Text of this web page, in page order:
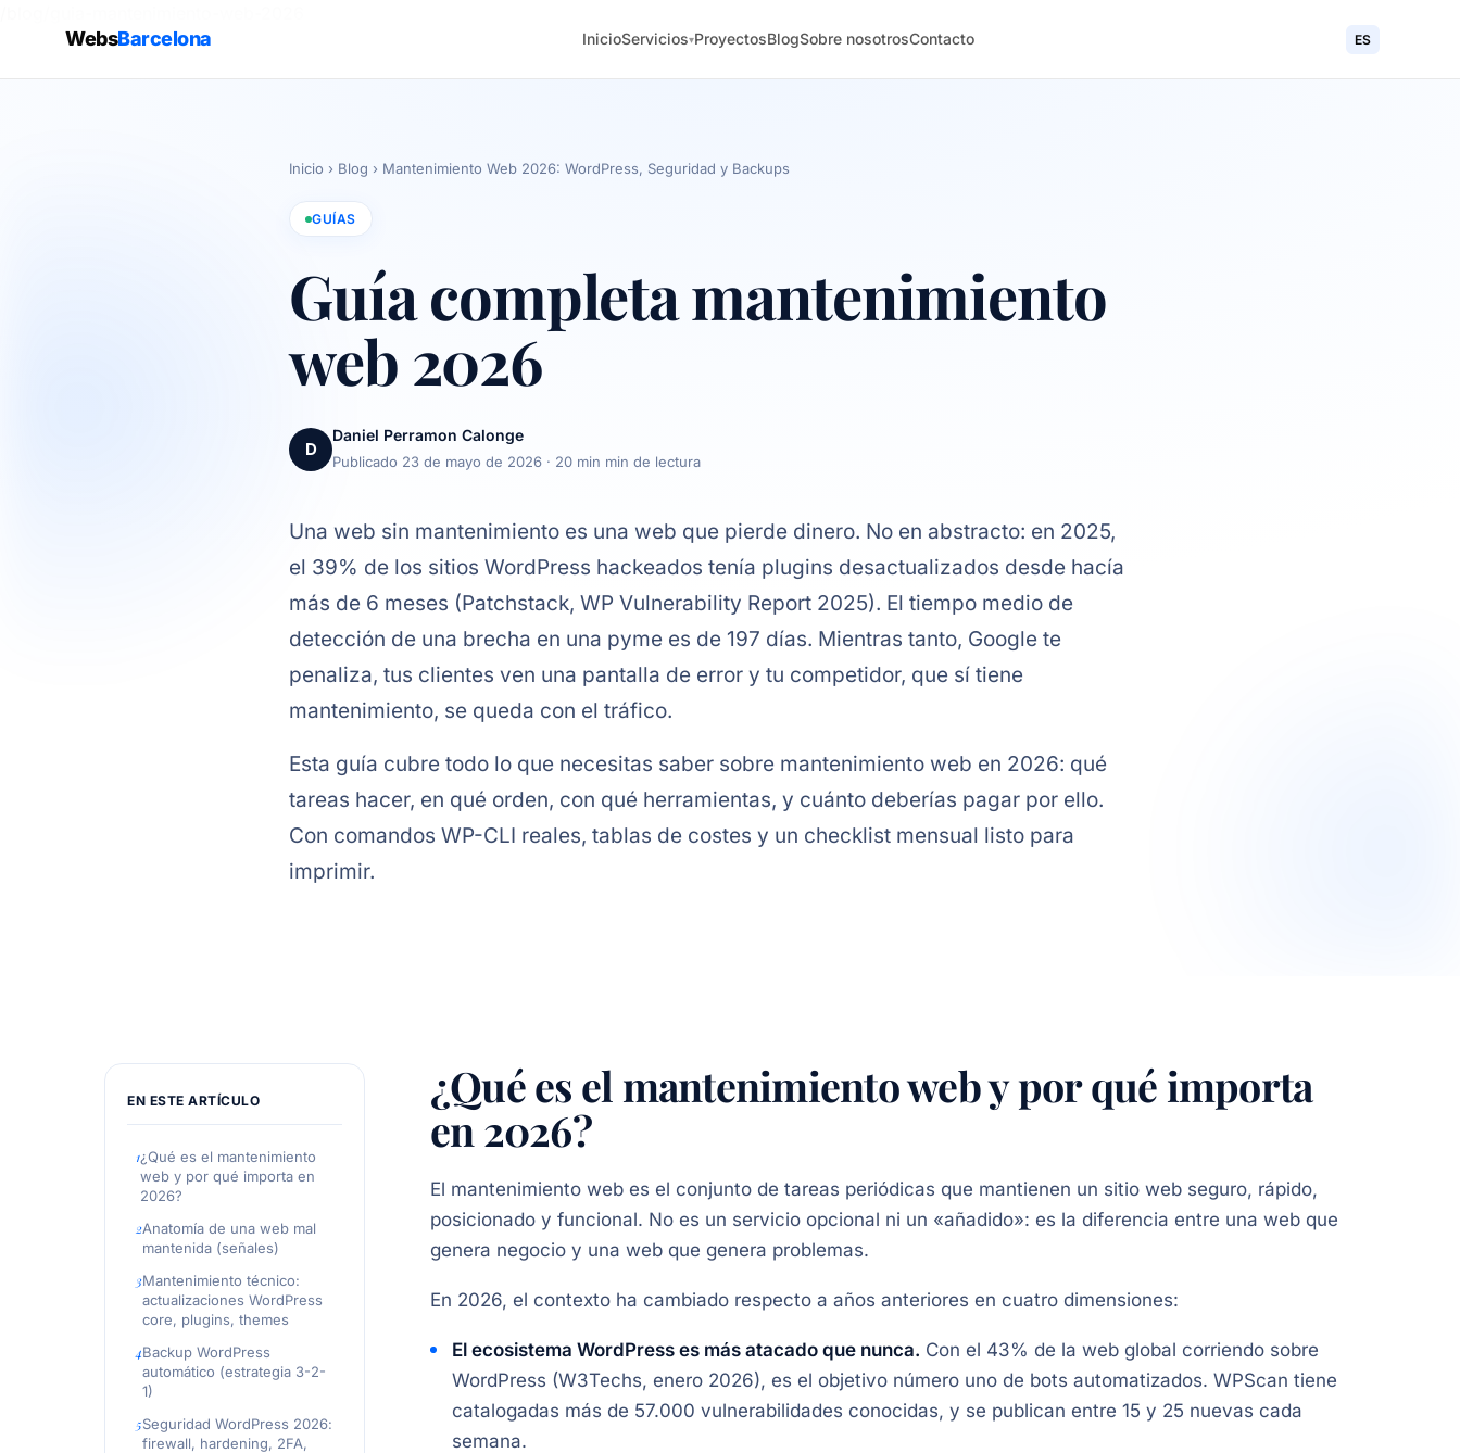
WebsBarcelona InicioServicios▾ProyectosBlogSobre nosotrosContacto ES
Inicio › Blog › Mantenimiento Web 2026: WordPress, Seguridad y Backups
GUÍAS
Guía completa mantenimiento
web 2026
D
Daniel Perramon Calonge
Publicado 23 de mayo de 2026 · 20 min min de lectura
Una web sin mantenimiento es una web que pierde dinero. No en abstracto: en 2025,
el 39% de los sitios WordPress hackeados tenía plugins desactualizados desde hacía
más de 6 meses (Patchstack, WP Vulnerability Report 2025). El tiempo medio de
detección de una brecha en una pyme es de 197 días. Mientras tanto, Google te
penaliza, tus clientes ven una pantalla de error y tu competidor, que sí tiene
mantenimiento, se queda con el tráfico.
Esta guía cubre todo lo que necesitas saber sobre mantenimiento web en 2026: qué
tareas hacer, en qué orden, con qué herramientas, y cuánto deberías pagar por ello.
Con comandos WP-CLI reales, tablas de costes y un checklist mensual listo para
imprimir.
EN ESTE ARTÍCULO
¿Qué es el mantenimiento
web y por qué importa en
2026?
Anatomía de una web mal
mantenida (señales)
Mantenimiento técnico:
actualizaciones WordPress
core, plugins, themes
Backup WordPress
automático (estrategia 3-2-
1)
Seguridad WordPress 2026:
firewall, hardening, 2FA,
¿Qué es el mantenimiento web y por qué importa
en 2026?
El mantenimiento web es el conjunto de tareas periódicas que mantienen un sitio web seguro, rápido,
posicionado y funcional. No es un servicio opcional ni un «añadido»: es la diferencia entre una web que
genera negocio y una web que genera problemas.
En 2026, el contexto ha cambiado respecto a años anteriores en cuatro dimensiones:
El ecosistema WordPress es más atacado que nunca. Con el 43% de la web global corriendo sobre
WordPress (W3Techs, enero 2026), es el objetivo número uno de bots automatizados. WPScan tiene
catalogadas más de 57.000 vulnerabilidades conocidas, y se publican entre 15 y 25 nuevas cada
semana.